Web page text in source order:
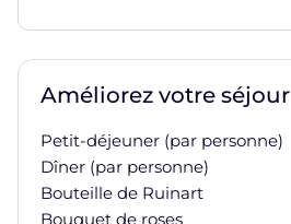
Améliorez votre séjour
Petit-déjeuner (par personne)
Dîner (par personne)
Bouteille de Ruinart
Bouquet de roses